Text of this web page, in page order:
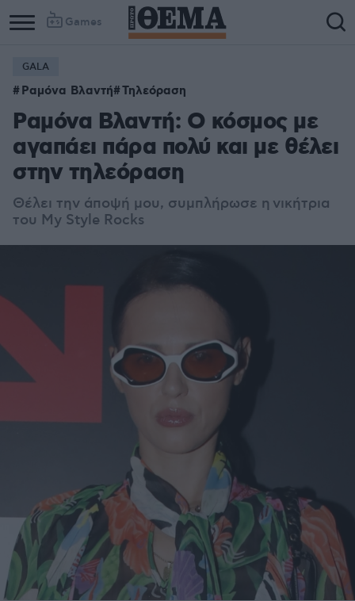
Games
GALA
Ραμόνα Βλαντή Τηλεόραση
Ραμόνα Βλαντή: Ο κόσμος με
αγαπάει πάρα πολύ και με θέλει
στην τηλεόραση
Θέλει την άποψή μου, συμπλήρωσε η νικήτρια
του My Style Rocks